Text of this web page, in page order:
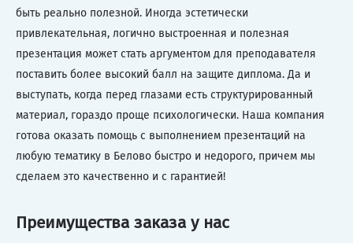
быть реально полезной. Иногда эстетически
привлекательная, логично выстроенная и полезная
презентация может стать аргументом для преподавателя
поставить более высокий балл на защите диплома. Да и
выступать, когда перед глазами есть структурированный
материал, гораздо проще психологически. Наша компания
готова оказать помощь с выполнением презентаций на
любую тематику в Белово быстро и недорого, причем мы
сделаем это качественно и с гарантией!
Преимущества заказа у нас